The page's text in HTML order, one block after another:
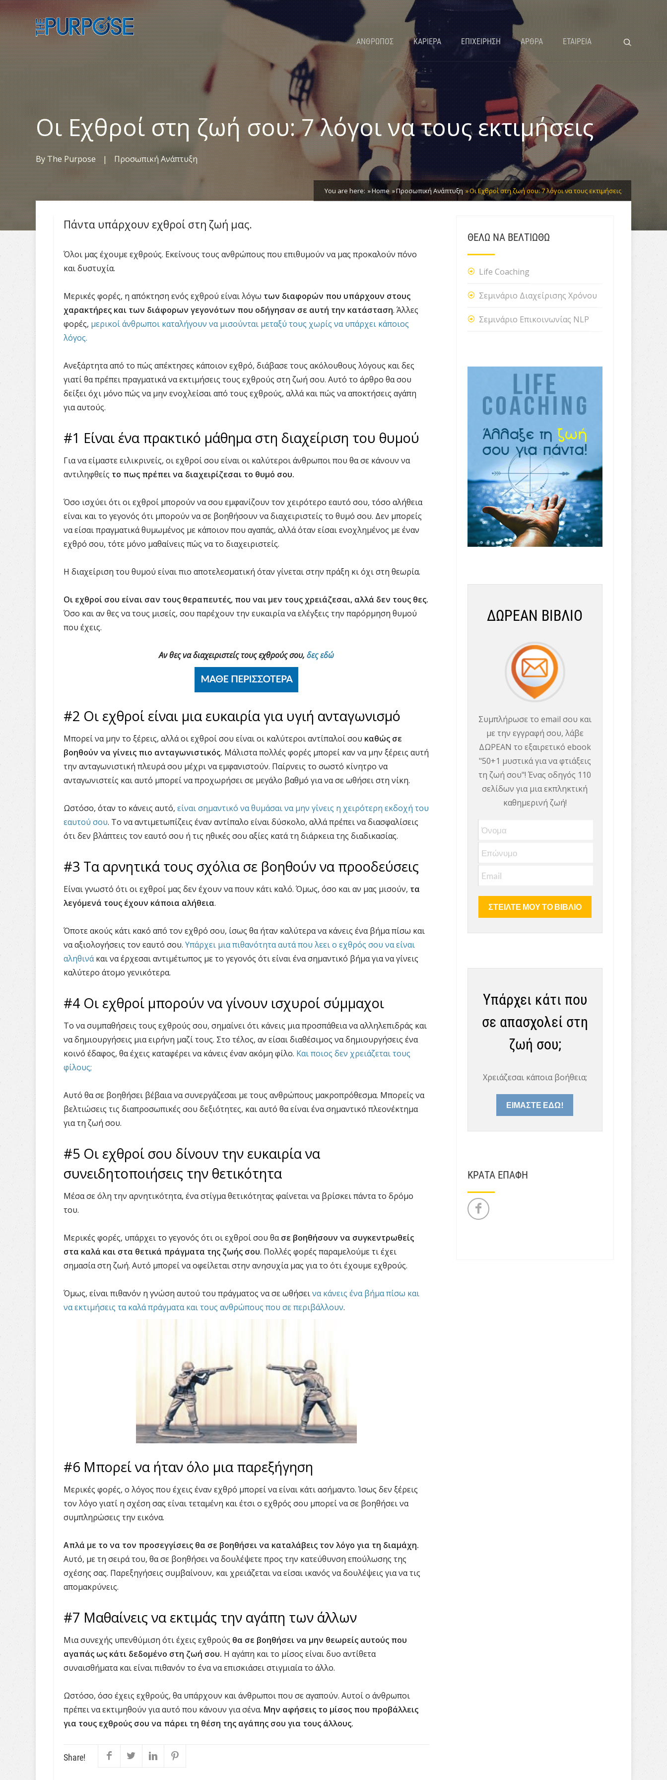
ΑΝΘΡΩΠΟΣ ΚΑΡΙΕΡΑ ΕΠΙΧΕΙΡΗΣΗ ΑΡΘΡΑ ΕΤΑΙΡΕΙΑ
Οι Εχθροί στη ζωή σου: 7 λόγοι να τους εκτιμήσεις
ByThe Purpose | Προσωπική Ανάπτυξη
You are here: Home Προσωπική Ανάπτυξη Οι Εχθροί στη ζωή σου: 7 λόγοι να τους εκτιμήσεις
Πάντα υπάρχουν εχθροί στη ζωή μας.
Όλοι μας έχουμε εχθρούς. Εκείνους τους ανθρώπους που επιθυμούν να μας προκαλούν πόνο
και δυστυχία.
Μερικές φορές, η απόκτηση ενός εχθρού είναι λόγω των διαφορών που υπάρχουν στους
χαρακτήρες και των διάφορων γεγονότων που οδήγησαν σε αυτή την κατάσταση. Άλλες
φορές, μερικοί άνθρωποι καταλήγουν να μισούνται μεταξύ τους χωρίς να υπάρχει κάποιος
λόγος.
Ανεξάρτητα από το πώς απέκτησες κάποιον εχθρό, διάβασε τους ακόλουθους λόγους και δες
γιατί θα πρέπει πραγματικά να εκτιμήσεις τους εχθρούς στη ζωή σου. Αυτό το άρθρο θα σου
δείξει όχι μόνο πώς να μην ενοχλείσαι από τους εχθρούς, αλλά και πώς να αποκτήσεις αγάπη
για αυτούς.
#1 Είναι ένα πρακτικό μάθημα στη διαχείριση του θυμού
Για να είμαστε ειλικρινείς, οι εχθροί σου είναι οι καλύτεροι άνθρωποι που θα σε κάνουν να
αντιληφθείς το πως πρέπει να διαχειρίζεσαι το θυμό σου.
Όσο ισχύει ότι οι εχθροί μπορούν να σου εμφανίζουν τον χειρότερο εαυτό σου, τόσο αλήθεια
είναι και το γεγονός ότι μπορούν να σε βοηθήσουν να διαχειριστείς το θυμό σου. Δεν μπορείς
να είσαι πραγματικά θυμωμένος με κάποιον που αγαπάς, αλλά όταν είσαι ενοχλημένος με έναν
εχθρό σου, τότε μόνο μαθαίνεις πώς να το διαχειριστείς.
Η διαχείριση του θυμού είναι πιο αποτελεσματική όταν γίνεται στην πράξη κι όχι στη θεωρία.
Οι εχθροί σου είναι σαν τους θεραπευτές, που ναι μεν τους χρειάζεσαι, αλλά δεν τους θες.
Όσο και αν θες να τους μισείς, σου παρέχουν την ευκαιρία να ελέγξεις την παρόρμηση θυμού
που έχεις.
Αν θες να διαχειριστείς τους εχθρούς σου,δες εδώ
#2 Οι εχθροί είναι μια ευκαιρία για υγιή ανταγωνισμό
Μπορεί να μην το ξέρεις, αλλά οι εχθροί σου είναι οι καλύτεροι αντίπαλοί σου καθώς σε
βοηθούν να γίνεις πιο ανταγωνιστικός. Μάλιστα πολλές φορές μπορεί καν να μην ξέρεις αυτή
την ανταγωνιστική πλευρά σου μέχρι να εμφανιστούν. Παίρνεις το σωστό κίνητρο να
ανταγωνιστείς και αυτό μπορεί να προχωρήσει σε μεγάλο βαθμό για να σε ωθήσει στη νίκη.
Ωστόσο, όταν το κάνεις αυτό, είναι σημαντικό να θυμάσαι να μην γίνεις η χειρότερη εκδοχή του
εαυτού σου. Το να αντιμετωπίζεις έναν αντίπαλο είναι δύσκολο, αλλά πρέπει να διασφαλίσεις
ότι δεν βλάπτεις τον εαυτό σου ή τις ηθικές σου αξίες κατά τη διάρκεια της διαδικασίας.
#3 Τα αρνητικά τους σχόλια σε βοηθούν να προοδεύσεις
Είναι γνωστό ότι οι εχθροί μας δεν έχουν να πουν κάτι καλό. Όμως, όσο και αν μας μισούν, τα
λεγόμενά τους έχουν κάποια αλήθεια.
Όποτε ακούς κάτι κακό από τον εχθρό σου, ίσως θα ήταν καλύτερα να κάνεις ένα βήμα πίσω και
να αξιολογήσεις τον εαυτό σου. Υπάρχει μια πιθανότητα αυτά που λεει ο εχθρός σου να είναι
αληθινάκαι να έρχεσαι αντιμέτωπος με το γεγονός ότι είναι ένα σημαντικό βήμα για να γίνεις
καλύτερο άτομο γενικότερα.
#4 Οι εχθροί μπορούν να γίνουν ισχυροί σύμμαχοι
Το να συμπαθήσεις τους εχθρούς σου, σημαίνει ότι κάνεις μια προσπάθεια να αλληλεπιδράς και
να δημιουργήσεις μια ειρήνη μαζί τους. Στο τέλος, αν είσαι διαθέσιμος να δημιουργήσεις ένα
κοινό έδαφος, θα έχεις καταφέρει να κάνεις έναν ακόμη φίλο. Και ποιος δεν χρειάζεται τους
φίλους;
Αυτό θα σε βοηθήσει βέβαια να συνεργάζεσαι με τους ανθρώπους μακροπρόθεσμα. Μπορείς να
βελτιώσεις τις διαπροσωπικές σου δεξιότητες, και αυτό θα είναι ένα σημαντικό πλεονέκτημα
για τη ζωή σου.
#5 Οι εχθροί σου δίνουν την ευκαιρία να
συνειδητοποιήσεις την θετικότητα
Μέσα σε όλη την αρνητικότητα, ένα στίγμα θετικότητας φαίνεται να βρίσκει πάντα το δρόμο
του.
Μερικές φορές, υπάρχει το γεγονός ότι οι εχθροί σου θασε βοηθήσουν να συγκεντρωθείς
στα καλά και στα θετικά πράγματα της ζωής σου. Πολλές φορές παραμελούμε τι έχει
σημασία στη ζωή. Αυτό μπορεί να οφείλεται στην ανησυχία μας για το ότι έχουμε εχθρούς.
Όμως, είναι πιθανόν η γνώση αυτού του πράγματος να σε ωθήσεινα κάνεις ένα βήμα πίσω και
να εκτιμήσεις τα καλά πράγματα και τους ανθρώπους που σε περιβάλλουν.
#6 Μπορεί να ήταν όλο μια παρεξήγηση
Μερικές φορές, ο λόγος που έχεις έναν εχθρό μπορεί να είναι κάτι ασήμαντο. Ίσως δεν ξέρεις
τον λόγο γιατί η σχέση σας είναι τεταμένη και έτσι ο εχθρός σου μπορεί να σε βοηθήσει να
συμπληρώσεις την εικόνα.
Απλά με το να τον προσεγγίσεις θα σε βοηθήσει να καταλάβεις τον λόγο για τη διαμάχη.
Αυτό, με τη σειρά του, θα σε βοηθήσει να δουλέψετε προς την κατεύθυνση επούλωσης της
σχέσης σας. Παρεξηγήσεις συμβαίνουν, και χρειάζεται να είσαι ικανός να δουλέψεις για να τις
απομακρύνεις.
#7 Μαθαίνεις να εκτιμάς την αγάπη των άλλων
Μια συνεχής υπενθύμιση ότι έχεις εχθρούς θα σε βοηθήσει να μην θεωρείς αυτούς που
αγαπάς ως κάτι δεδομένο στη ζωή σου. Η αγάπη και το μίσος είναι δυο αντίθετα
συναισθήματα και είναι πιθανόν το ένα να επισκιάσει στιγμιαία το άλλο.
Ωστόσο, όσο έχεις εχθρούς, θα υπάρχουν και άνθρωποι που σε αγαπούν. Αυτοί ο άνθρωποι
πρέπει να εκτιμηθούν για αυτό που κάνουν για σένα. Μην αφήσεις το μίσος που προβάλλεις
για τους εχθρούς σου να πάρει τη θέση της αγάπης σου για τους άλλους.
Share!
ΘΕΛΩ ΝΑ ΒΕΛΤΙΩΘΩ
Life Coaching
Σεμινάριο Διαχείρισης Χρόνου
Σεμινάριο Επικοινωνίας NLP
ΔΩΡΕΑΝ ΒΙΒΛΙΟ
Συμπλήρωσε το email σου και
με την εγγραφή σου, λάβε
ΔΩΡΕΑΝ το εξαιρετικό ebook
"50+1 μυστικά για να φτιάξεις
τη ζωή σου"! Ένας οδηγός 110
σελίδων για μια εκπληκτική
καθημερινή ζωή!
Υπάρχει κάτι που
σε απασχολεί στη
ζωή σου;
Χρειάζεσαι κάποια βοήθεια;
ΕΙΜΑΣΤΕ ΕΔΩ!
ΚΡΑΤΑ ΕΠΑΦΗ